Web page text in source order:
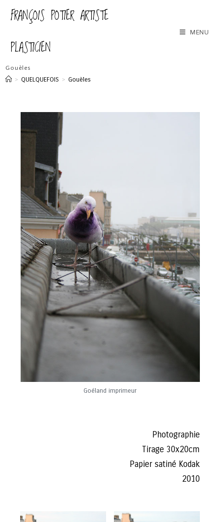
FRANÇOIS POTIER ARTISTE
PLASTICIEN
MENU
Gouèles
> QUELQUEFOIS > Gouèles
Goéland imprimeur
Photographie
Tirage 30x20cm
Papier satiné Kodak
2010